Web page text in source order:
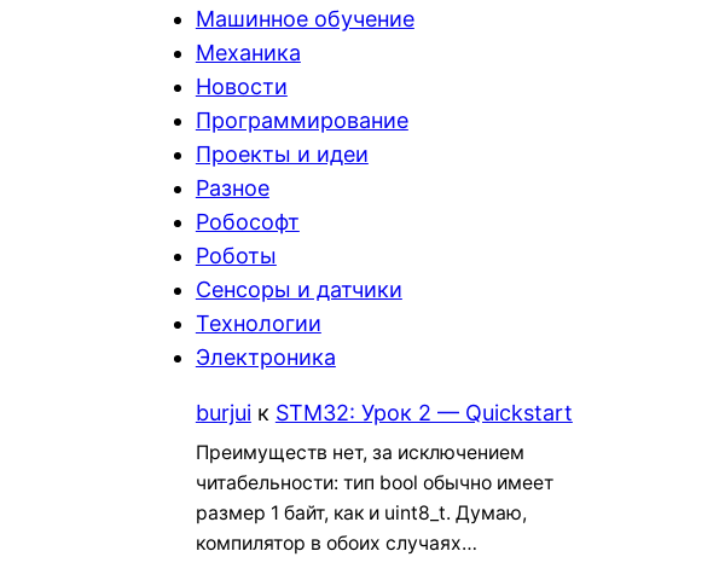
Машинное обучение
Механика
Новости
Программирование
Проекты и идеи
Разное
Робософт
Роботы
Сенсоры и датчики
Технологии
Электроника
burjuiк STM32: Урок 2 — Quickstart
Преимуществ нет, за исключением
читабельности: тип bool обычно имеет
размер 1 байт, как и uint8_t. Думаю,
компилятор в обоих случаях…